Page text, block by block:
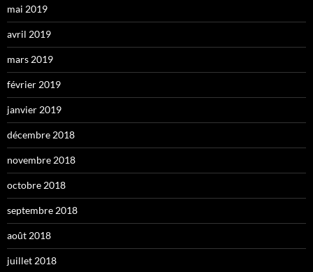
mai 2019
avril 2019
mars 2019
février 2019
janvier 2019
décembre 2018
novembre 2018
octobre 2018
septembre 2018
août 2018
juillet 2018